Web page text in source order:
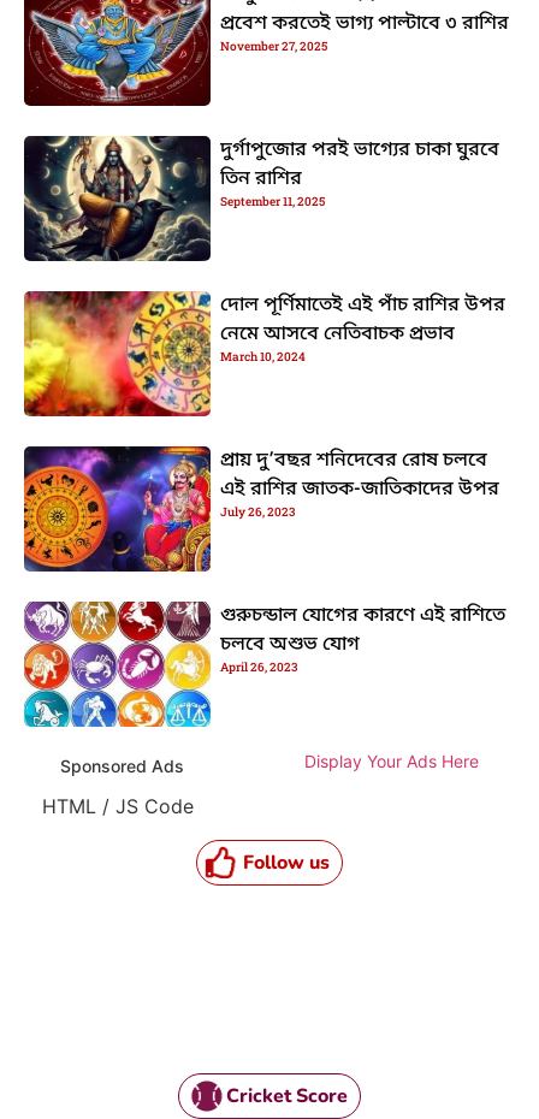
প্রবেশ করতেই ভাগ্য পাল্টাবে ৩ রাশির
November 27, 2025
দুর্গাপুজোর পরই ভাগ্যের চাকা ঘুরবে
তিন রাশির
September 11, 2025
দোল পূর্ণিমাতেই এই পাঁচ রাশির উপর
নেমে আসবে নেতিবাচক প্রভাব
March 10, 2024
প্রায় দু’বছর শনিদেবের রোষ চলবে
এই রাশির জাতক-জাতিকাদের উপর
July 26, 2023
গুরুচন্ডাল যোগের কারণে এই রাশিতে
চলবে অশুভ যোগ
April 26, 2023
Sponsored Ads Display Your Ads Here
HTML / JS Code
Follow us
Cricket Score